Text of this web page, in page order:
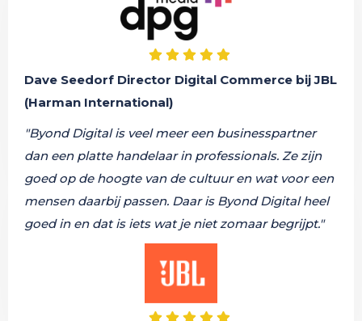
Dave Seedorf Director Digital Commerce bij JBL
(Harman International)
"Byond Digital is veel meer een businesspartner
dan een platte handelaar in professionals. Ze zijn
goed op de hoogte van de cultuur en wat voor een
mensen daarbij passen. Daar is Byond Digital heel
goed in en dat is iets wat je niet zomaar begrijpt."